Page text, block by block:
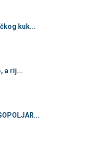
kuk...
a rij...